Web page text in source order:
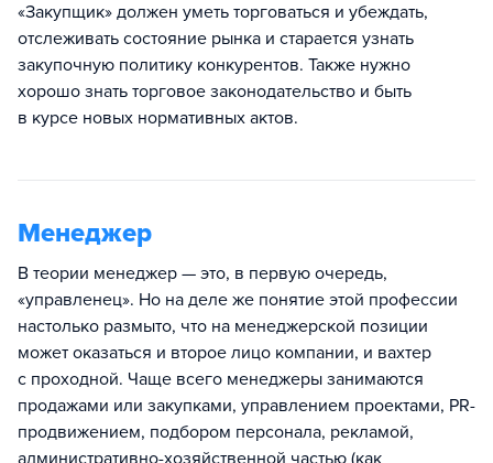
«Закупщик» должен уметь торговаться и убеждать,
отслеживать состояние рынка и старается узнать
закупочную политику конкурентов. Также нужно
хорошо знать торговое законодательство и быть
в курсе новых нормативных актов.
Менеджер
В теории менеджер — это, в первую очередь,
«управленец». Но на деле же понятие этой профессии
настолько размыто, что на менеджерской позиции
может оказаться и второе лицо компании, и вахтер
с проходной. Чаще всего менеджеры занимаются
продажами или закупками, управлением проектами, PR-
продвижением, подбором персонала, рекламой,